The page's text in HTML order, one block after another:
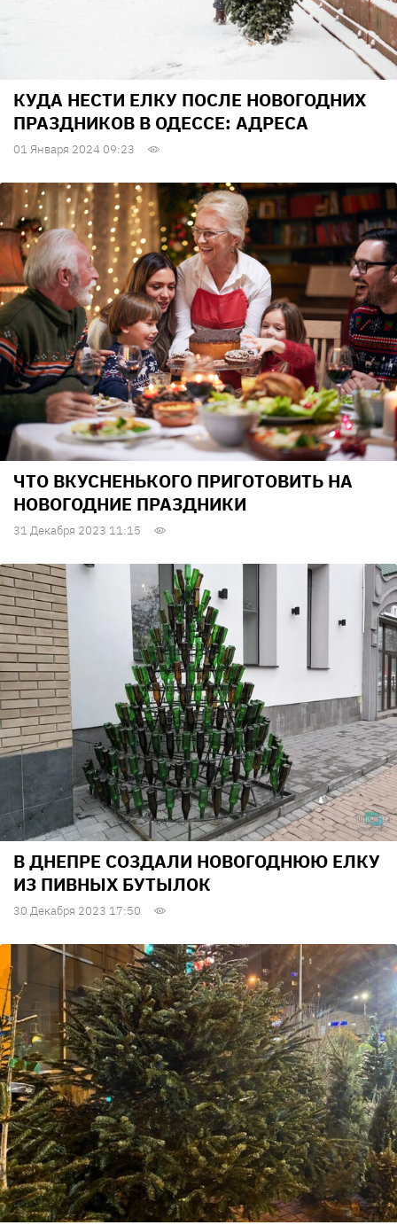
КУДА НЕСТИ ЕЛКУ ПОСЛЕ НОВОГОДНИХ
ПРАЗДНИКОВ В ОДЕССЕ: АДРЕСА
01 Января 2024 09:23
ЧТО ВКУСНЕНЬКОГО ПРИГОТОВИТЬ НА
НОВОГОДНИЕ ПРАЗДНИКИ
31 Декабря 2023 11:15
В ДНЕПРЕ СОЗДАЛИ НОВОГОДНЮЮ ЕЛКУ
ИЗ ПИВНЫХ БУТЫЛОК
30 Декабря 2023 17:50